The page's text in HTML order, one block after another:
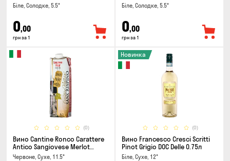
Біле, Солодке, 5.5°
0,00
грн за 1
Біле, Солодке, 5.5°
0,00
грн за 1
(0)
Вино Cantine Ronco Carattere
Antico Sangiovese Merlot
Rubicone IGT 1л
Червоне, Сухе, 11.5°
(0)
Новинка
Вино Francesco Cresci Scritti
Pinot Grigio DOC Delle 0.75л
Біле, Сухе, 12°